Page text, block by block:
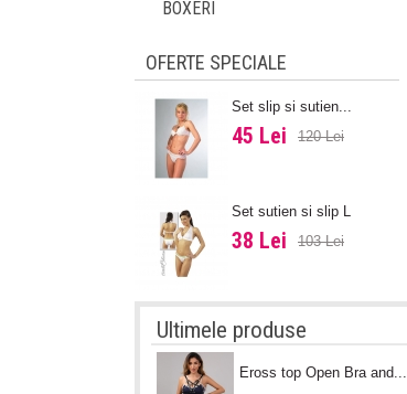
BOXERI
OFERTE SPECIALE
Set slip si sutien...
45 Lei 120 Lei
Set sutien si slip L
38 Lei 103 Lei
Ultimele produse
Eross top Open Bra and...